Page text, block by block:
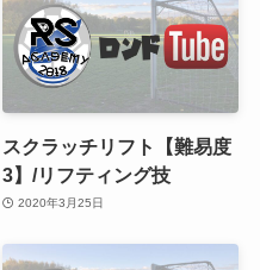
スクラッチリフト【難易度
3】/リフティング技
2020年3月25日